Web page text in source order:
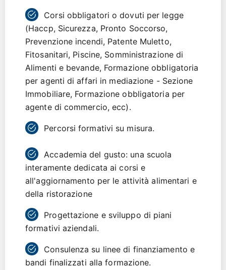
Corsi obbligatori o dovuti per legge
(Haccp, Sicurezza, Pronto Soccorso,
Prevenzione incendi, Patente Muletto,
Fitosanitari, Piscine, Somministrazione di
Alimenti e bevande, Formazione obbligatoria
per agenti di affari in mediazione - Sezione
Immobiliare, Formazione obbligatoria per
agente di commercio, ecc).
Percorsi formativi su misura.
Accademia del gusto: una scuola
interamente dedicata ai corsi e
all'aggiornamento per le attività alimentari e
della ristorazione
Progettazione e sviluppo di piani
formativi aziendali.
Consulenza su linee di finanziamento e
bandi finalizzati alla formazione.